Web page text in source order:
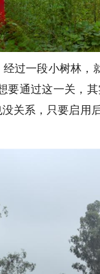
经过一段小树林
要通过这一关，
关系，只要启用